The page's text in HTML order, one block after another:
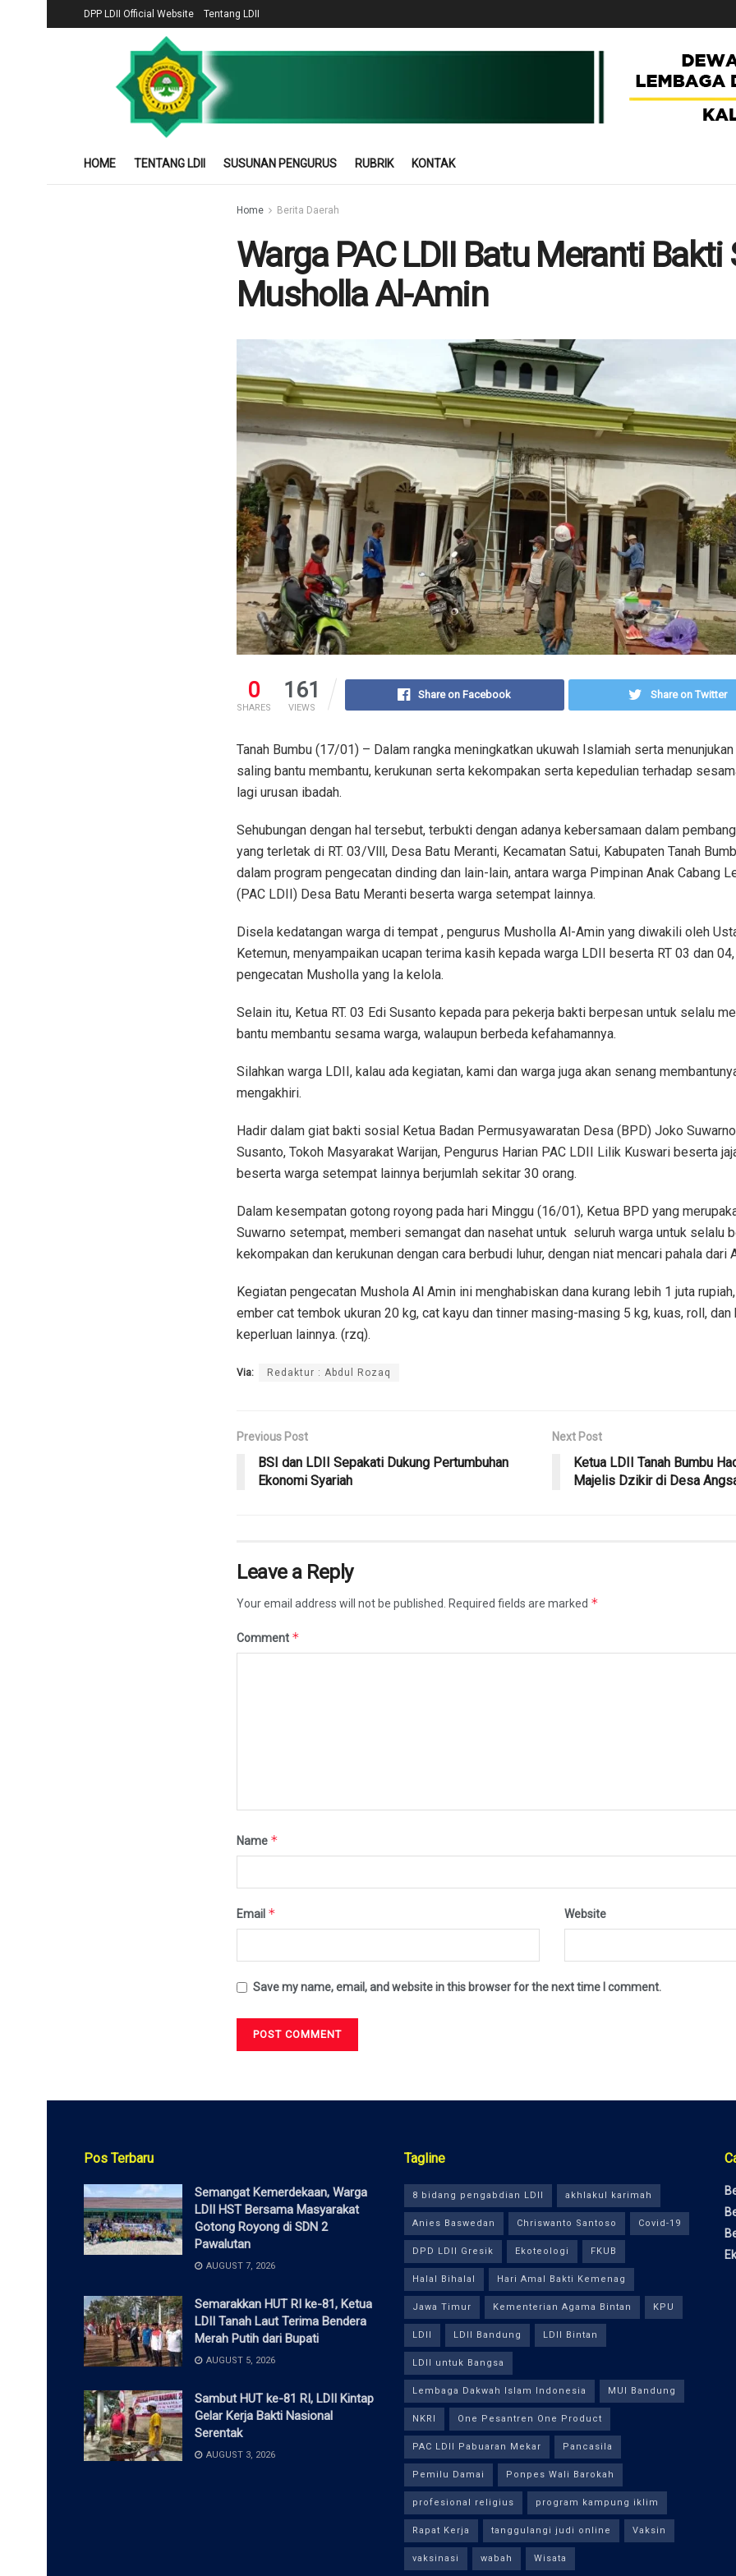
DPP LDII Official Website Tentang LDII
HOME TENTANG LDII SUSUNAN PENGURUS RUBRIK KONTAK
Home Berita Daerah
Warga PAC LDII Batu Meranti Bakti
Musholla Al-Amin
0
SHARES
161
VIEWS
Share on Facebook Share on Twitter
Tanah Bumbu (17/01) – Dalam rangka meningkatkan ukuwah Islamiah serta
saling bantu membantu, kerukunan serta kekompakan serta kepedulian terhadap
lagi urusan ibadah.
Sehubungan dengan hal tersebut, terbukti dengan adanya kebersamaan dalam
yang terletak di RT. 03/Vlll, Desa Batu Meranti, Kecamatan Satui, Kabupaten Tanah
dalam program pengecatan dinding dan lain-lain, antara warga Pimpinan Anak Cabang
(PAC LDII) Desa Batu Meranti beserta warga setempat lainnya.
Disela kedatangan warga di tempat , pengurus Musholla Al-Amin yang diwakili oleh
Ketemun, menyampaikan ucapan terima kasih kepada warga LDII beserta RT 03 dan
pengecatan Musholla yang Ia kelola.
Selain itu, Ketua RT. 03 Edi Susanto kepada para pekerja bakti berpesan untuk selalu
bantu membantu sesama warga, walaupun berbeda kefahamannya.
Silahkan warga LDII, kalau ada kegiatan, kami dan warga juga akan senang
mengakhiri.
Hadir dalam giat bakti sosial Ketua Badan Permusyawaratan Desa (BPD) Joko
Susanto, Tokoh Masyarakat Warijan, Pengurus Harian PAC LDII Lilik Kuswari beserta
beserta warga setempat lainnya berjumlah sekitar 30 orang.
Dalam kesempatan gotong royong pada hari Minggu (16/01), Ketua BPD yang
Suwarno setempat, memberi semangat dan nasehat untuk seluruh warga untuk selalu
kekompakan dan kerukunan dengan cara berbudi luhur, dengan niat mencari pahala dari
Kegiatan pengecatan Mushola Al Amin ini menghabiskan dana kurang lebih 1 juta
ember cat tembok ukuran 20 kg, cat kayu dan tinner masing-masing 5 kg, kuas, roll,
keperluan lainnya. (rzq).
Via: Redaktur : Abdul Rozaq
Previous Post
BSI dan LDII Sepakati Dukung Pertumbuhan
Ekonomi Syariah
Next Post
Ketua LDII Tanah Bumbu
Majelis Dzikir di Desa
Leave a Reply
Your email address will not be published. Required fields are marked *
Comment *
Name *
Email * Website
Save my name, email, and website in this browser for the next time I comment.
Pos Terbaru
Semangat Kemerdekaan, Warga
LDII HST Bersama Masyarakat
Gotong Royong di SDN 2
Pawalutan
AUGUST 7, 2026
Semarakkan HUT RI ke-81, Ketua
LDII Tanah Laut Terima Bendera
Merah Putih dari Bupati
AUGUST 5, 2026
Sambut HUT ke-81 RI, LDII Kintap
Gelar Kerja Bakti Nasional
Serentak
AUGUST 3, 2026
Tagline
8 bidang pengabdian LDII akhlakul karimah
Anies Baswedan Chriswanto Santoso Covid-19
DPD LDII Gresik Ekoteologi FKUB
Halal Bihalal Hari Amal Bakti Kemenag
Jawa Timur Kementerian Agama Bintan KPU
LDII LDII Bandung LDII Bintan
LDII untuk Bangsa
Lembaga Dakwah Islam Indonesia MUI Bandung
NKRI One Pesantren One Product
PAC LDII Pabuaran Mekar Pancasila
Pemilu Damai Ponpes Wali Barokah
profesional religius program kampung iklim
Rapat Kerja tanggulangi judi online Vaksin
vaksinasi wabah Wisata